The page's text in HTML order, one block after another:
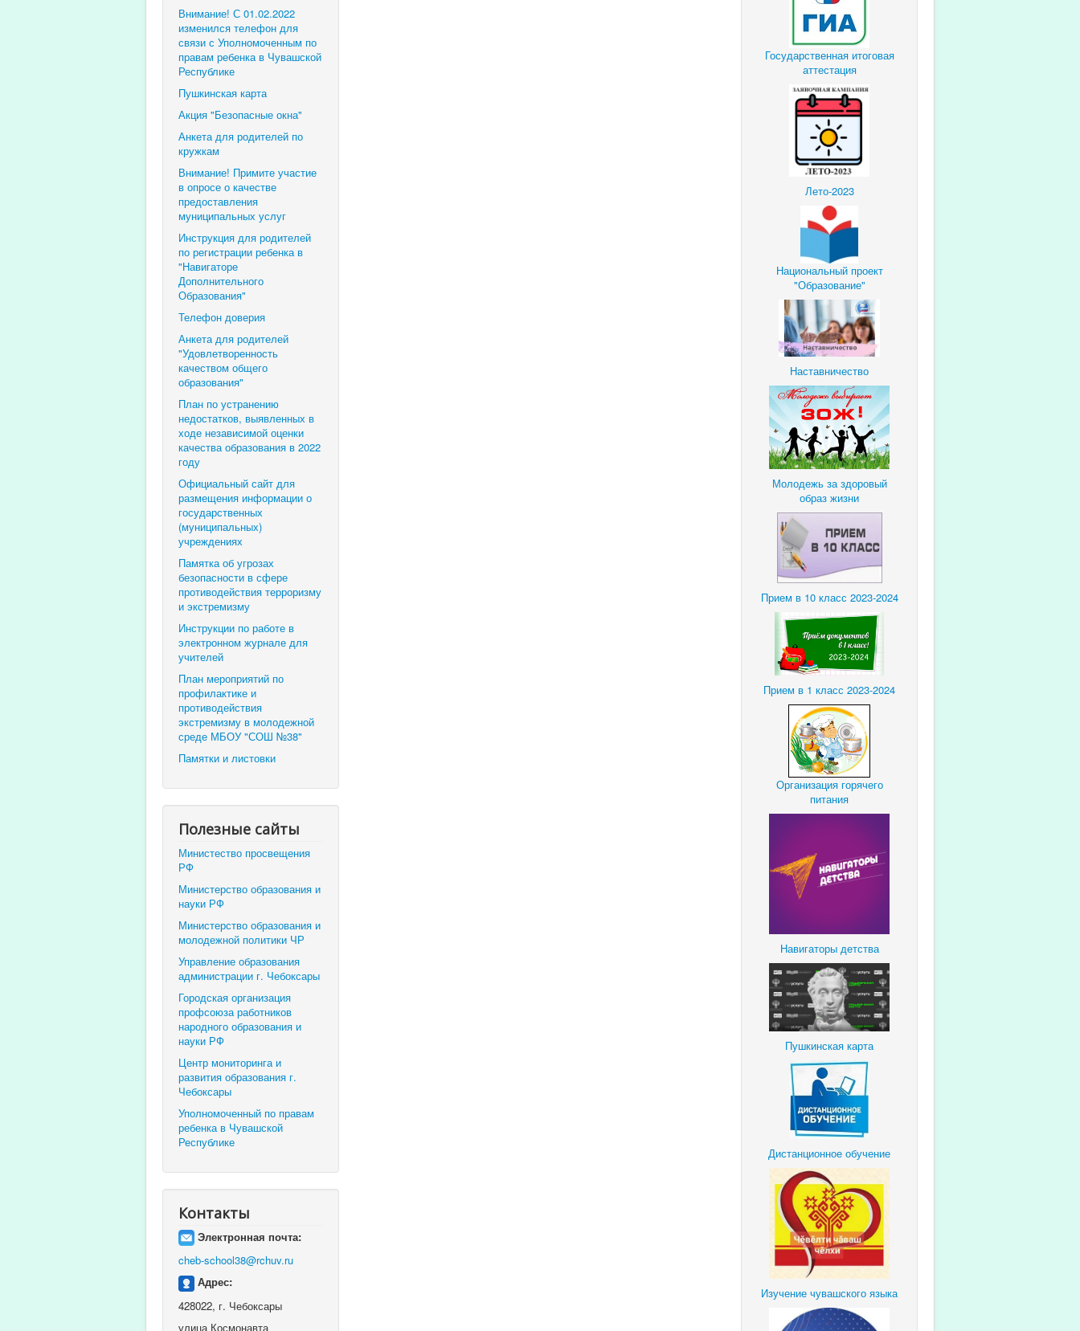
Внимание! С 01.02.2022
изменился телефон для
связи с Уполномоченным по
правам ребенка в Чувашской
Республике
Пушкинская карта
Акция "Безопасные окна"
Анкета для родителей по
кружкам
Внимание! Примите участие
в опросе о качестве
предоставления
муниципальных услуг
Инструкция для родителей
по регистрации ребенка в
"Навигаторе
Дополнительного
Образования"
Телефон доверия
Анкета для родителей
"Удовлетворенность
качеством общего
образования"
План по устранению
недостатков, выявленных в
ходе независимой оценки
качества образования в 2022
году
Официальный сайт для
размещения информации о
государственных
(муниципальных)
учреждениях
Памятка об угрозах
безопасности в сфере
противодействия терроризму
и экстремизму
Инструкции по работе в
электронном журнале для
учителей
План мероприятий по
профилактике и
противодействия
экстремизму в молодежной
среде МБОУ "СОШ №38"
Памятки и листовки
Полезные сайты
Министество просвещения
РФ
Министерство образования и
науки РФ
Министерство образования и
молодежной политики ЧР
Управление образования
администрации г. Чебоксары
Городская организация
профсоюза работников
народного образования и
науки РФ
Центр мониторинга и
развития образования г.
Чебоксары
Уполномоченный по правам
ребенка в Чувашской
Республике
Контакты
Электронная почта:
cheb-school38@rchuv.ru
Адрес:
428022, г. Чебоксары
улица Космонавта
Государственная итоговая
аттестация
Лето-2023
Национальный проект
"Образование"
Наставничество
Молодежь за здоровый
образ жизни
Прием в 10 класс 2023-2024
Прием в 1 класс 2023-2024
Организация горячего
питания
Навигаторы детства
Пушкинская карта
Дистанционное обучение
Изучение чувашского языка